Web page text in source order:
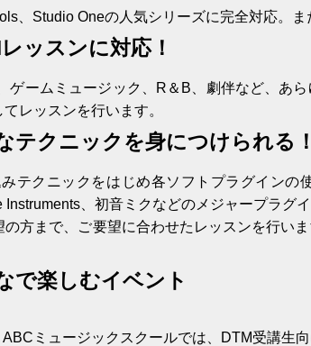
、Studio Oneの人気シリーズに完全対応。
ッスンに対応！
ゲームミュージック、R＆B、劇伴など、あ
レッスンを行います。
テクニックを身につけられる！
テクニックをはじめ各ソフトプラグイン
、初音ミクなどのメジャープラグ
方まで、ご要望に合わせたレッスンを行い
で楽しむイベント
ABCミュージックスクールでは、DTM受講生